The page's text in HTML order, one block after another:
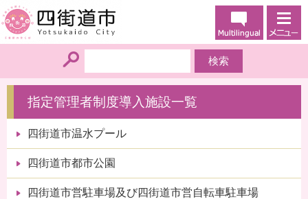
指定管理者制度導入施設一覧
四街道市温水プール
四街道市都市公園
四街道市営駐車場及び四街道市営自転車駐車場